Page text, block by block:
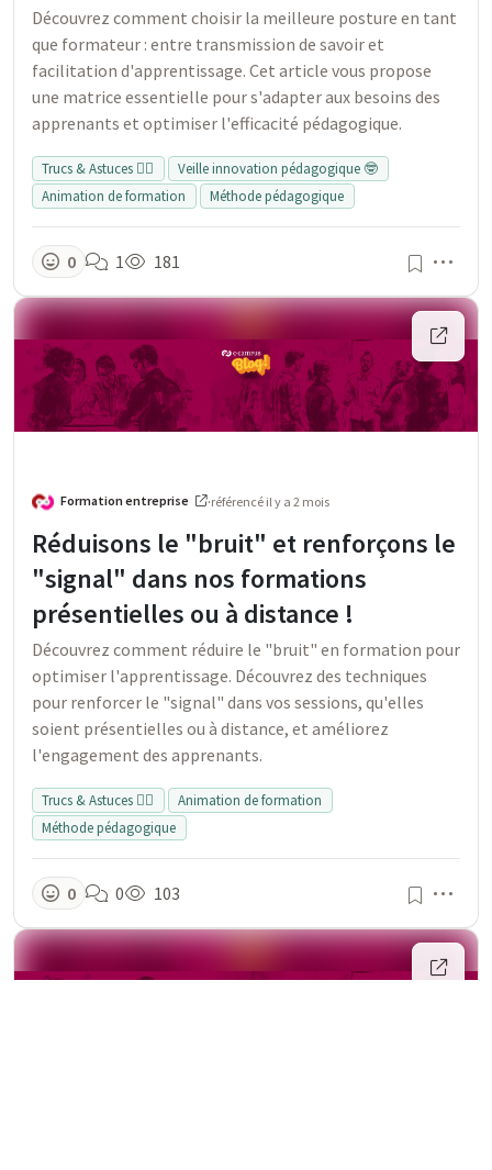
Découvrez comment choisir la meilleure posture en tant
que formateur : entre transmission de savoir et
facilitation d'apprentissage. Cet article vous propose
une matrice essentielle pour s'adapter aux besoins des
apprenants et optimiser l'efficacité pédagogique.
Trucs & Astuces 👍🏻
Veille innovation pédagogique 🤓
Animation de formation
Méthode pédagogique
0 1 181
Formation entreprise ·référencé il y a 2 mois
Réduisons le "bruit" et renforçons le
"signal" dans nos formations
présentielles ou à distance !
Découvrez comment réduire le "bruit" en formation pour
optimiser l'apprentissage. Découvrez des techniques
pour renforcer le "signal" dans vos sessions, qu'elles
soient présentielles ou à distance, et améliorez
l'engagement des apprenants.
Trucs & Astuces 👍🏻
Animation de formation
Méthode pédagogique
0 0 103